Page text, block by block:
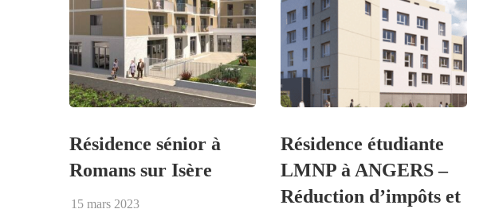
Résidence sénior à
Romans sur Isère
15 mars 2023
Résidence étudiante
LMNP à ANGERS –
Réduction d’impôts et